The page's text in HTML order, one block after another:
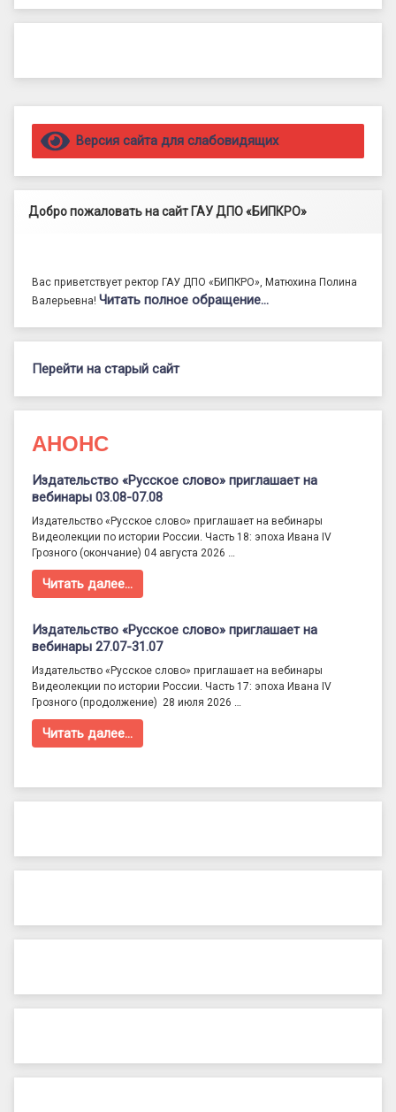
Правый сайдбар
Версия сайта для слабовидящих
Добро пожаловать на сайт ГАУ ДПО «БИПКРО»
Вас приветствует ректор ГАУ ДПО «БИПКРО», Матюхина Полина
Валерьевна! Читать полное обращение…
Перейти на старый сайт
АНОНС
Издательство «Русское слово» приглашает на
вебинары 03.08-07.08
Издательство «Русское слово» приглашает на вебинары
Видеолекции по истории России. Часть 18: эпоха Ивана IV
Грозного (окончание) 04 августа 2026 …
Читать далее…
Издательство «Русское слово» приглашает на
вебинары 27.07-31.07
Издательство «Русское слово» приглашает на вебинары
Видеолекции по истории России. Часть 17: эпоха Ивана IV
Грозного (продолжение) 28 июля 2026 …
Читать далее…